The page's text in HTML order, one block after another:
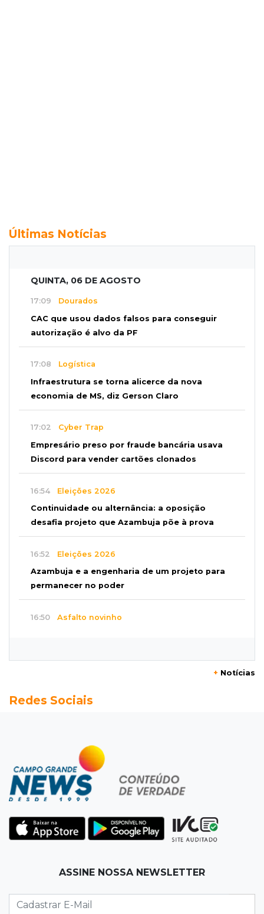
Últimas Notícias
QUINTA, 06 DE AGOSTO
17:09 Dourados
CAC que usou dados falsos para conseguir
autorização é alvo da PF
17:08 Logística
Infraestrutura se torna alicerce da nova
economia de MS, diz Gerson Claro
17:02 Cyber Trap
Empresário preso por fraude bancária usava
Discord para vender cartões clonados
16:54 Eleições 2026
Continuidade ou alternância: a oposição
desafia projeto que Azambuja põe à prova
16:52 Eleições 2026
Azambuja e a engenharia de um projeto para
permanecer no poder
16:50 Asfalto novinho
Após morte em MS, AGU vai à Justiça para a
Feminicida
Polícia Civil pede ajuda para encontrar homem
que matou companheira em Rio Verde
Justiça condena empresário por construção
de usina hidrelétrica ilegal em APP
Sem oxigênio
d'água em obra do Belas Artes
+ Notícias
Redes Sociais
ASSINE NOSSA NEWSLETTER